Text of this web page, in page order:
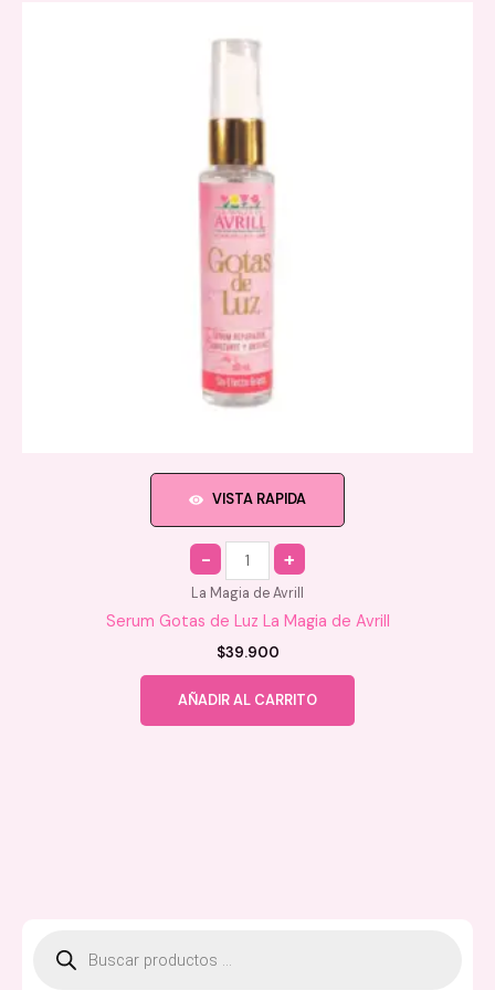
VISTA RAPIDA
Quantity
La Magia de Avrill
Serum Gotas de Luz La Magia de Avrill
$39.900
AÑADIR AL CARRITO